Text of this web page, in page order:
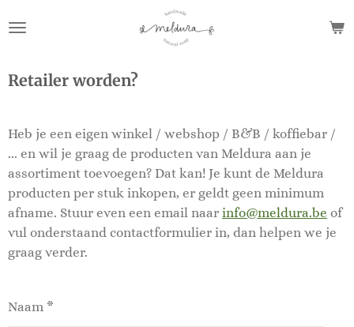
direct
de
Retailer worden?
Heb je een eigen winkel / webshop / B&B / koffiebar /
... en wil je graag de producten van Meldura aan je
assortiment toevoegen? Dat kan! Je kunt de Meldura
producten per stuk inkopen, er geldt geen minimum
afname. Stuur even een email naar info@meldura.be of
vul onderstaand contactformulier in, dan helpen we je
graag verder.
Naam *